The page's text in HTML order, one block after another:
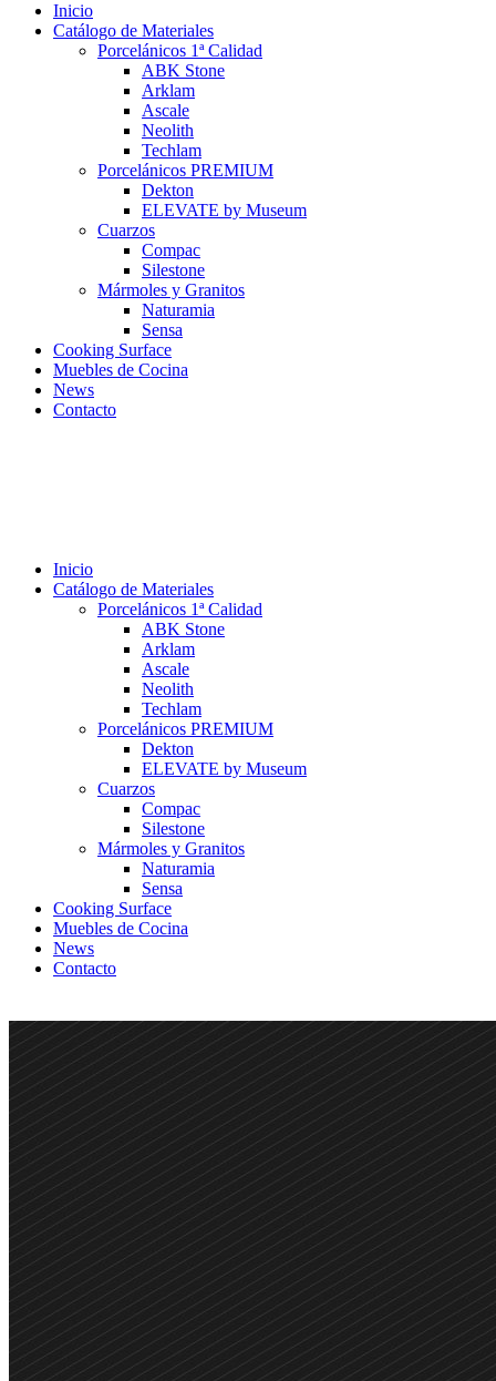
Inicio
Catálogo de Materiales
Porcelánicos 1ª Calidad
ABK Stone
Arklam
Ascale
Neolith
Techlam
Porcelánicos PREMIUM
Dekton
ELEVATE by Museum
Cuarzos
Compac
Silestone
Mármoles y Granitos
Naturamia
Sensa
Cooking Surface
Muebles de Cocina
News
Contacto
Inicio
Catálogo de Materiales
Porcelánicos 1ª Calidad
ABK Stone
Arklam
Ascale
Neolith
Techlam
Porcelánicos PREMIUM
Dekton
ELEVATE by Museum
Cuarzos
Compac
Silestone
Mármoles y Granitos
Naturamia
Sensa
Cooking Surface
Muebles de Cocina
News
Contacto